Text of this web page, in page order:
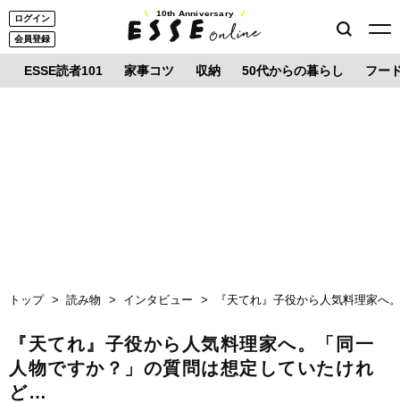
ログイン
会員登録
10th Anniversary
ESSE読者101 家事コツ 収納 50代からの暮らし フー
トップ 読み物 インタビュー 『天てれ』子役から人気料理家
『天てれ』子役から人気料理家へ。「同一
人物ですか？」の質問は想定していたけれ
ど…